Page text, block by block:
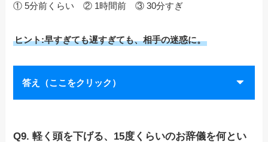
① 5分前くらい ② 1時間前 ③ 30分すぎ
ヒント:早すぎても遅すぎても、相手の迷惑に。
答え（ここをクリック）
Q9. 軽く頭を下げる、15度くらいのお辞儀を何とい